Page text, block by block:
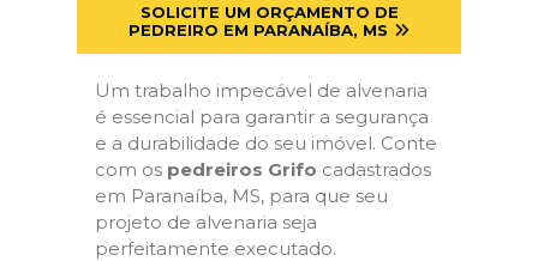
SOLICITE UM ORÇAMENTO DE
PEDREIRO EM PARANAÍBA, MS
Um trabalho impecável de alvenaria
é essencial para garantir a segurança
e a durabilidade do seu imóvel. Conte
com os pedreiros Grifo cadastrados
em Paranaíba, MS, para que seu
projeto de alvenaria seja
perfeitamente executado.